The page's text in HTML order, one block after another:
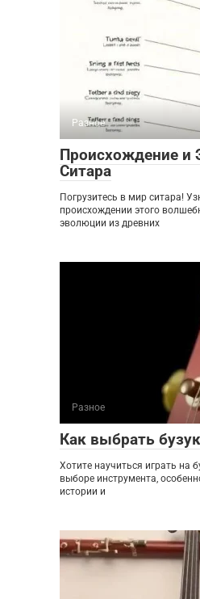
Разное
Происхождение и
Ситара
Погрузитесь в мир ситара!
происхождении этого
эволюции из древних
Разное
Как выбрать
Хотите научиться играть на
выборе инструмента,
истории и